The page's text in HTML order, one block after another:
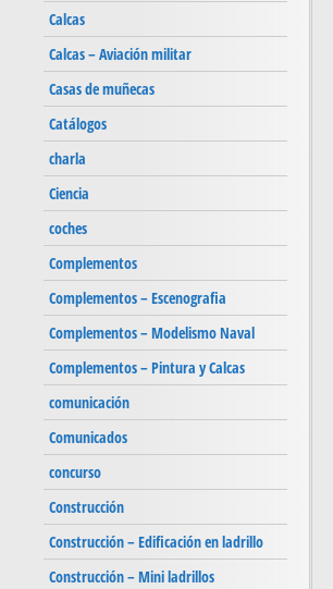
Calcas
Calcas – Aviación militar
Casas de muñecas
Catálogos
charla
Ciencia
coches
Complementos
Complementos – Escenografia
Complementos – Modelismo Naval
Complementos – Pintura y Calcas
comunicación
Comunicados
concurso
Construcción
Construcción – Edificación en ladrillo
Construcción – Mini ladrillos